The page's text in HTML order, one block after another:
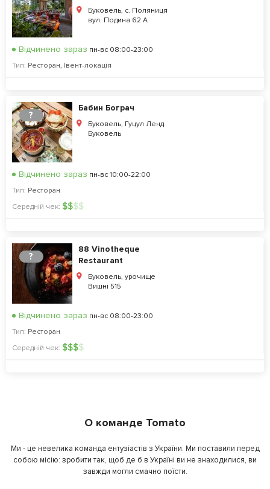
Буковель, с. Поляниця
вул. Подина 62 А
Відчинено зараз пн-вс 08:00-23:00
Тип: Ресторан, Івент-локація
?
Бабин Бограч
Буковель, Гуцул Ленд
Буковель
Відчинено зараз пн-вс 10:00-22:00
Тип: Ресторан
Середній чек: $$$$
?
88 Vinotheque
Restaurant
Буковель, урочище
Вишні 515
Відчинено зараз пн-вс 08:00-23:00
Тип: Ресторан
Середній чек: $$$$
О команде Tomato
Ми - це невелика команда ентузіастів з України. Ми поставили перед
собою місію: зробити так, щоб де б в Україні ви не знаходилися, ви
завжди могли смачно поїсти.